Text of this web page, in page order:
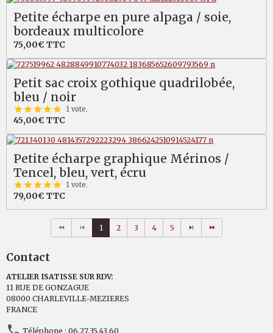
Petite écharpe en pure alpaga / soie,
bordeaux multicolore
75,00€ TTC
Petit sac croix gothique quadrilobée,
bleu / noir
1 vote.
45,00€ TTC
Petite écharpe graphique Mérinos /
Tencel, bleu, vert, écru
1 vote.
79,00€ TTC
1 2 3 4 5
Contact
ATELIER ISATISSE SUR RDV:
11 RUE DE GONZAGUE
08000 CHARLEVILLE-MEZIERES
FRANCE
Téléphone : 06.27.35.43.60